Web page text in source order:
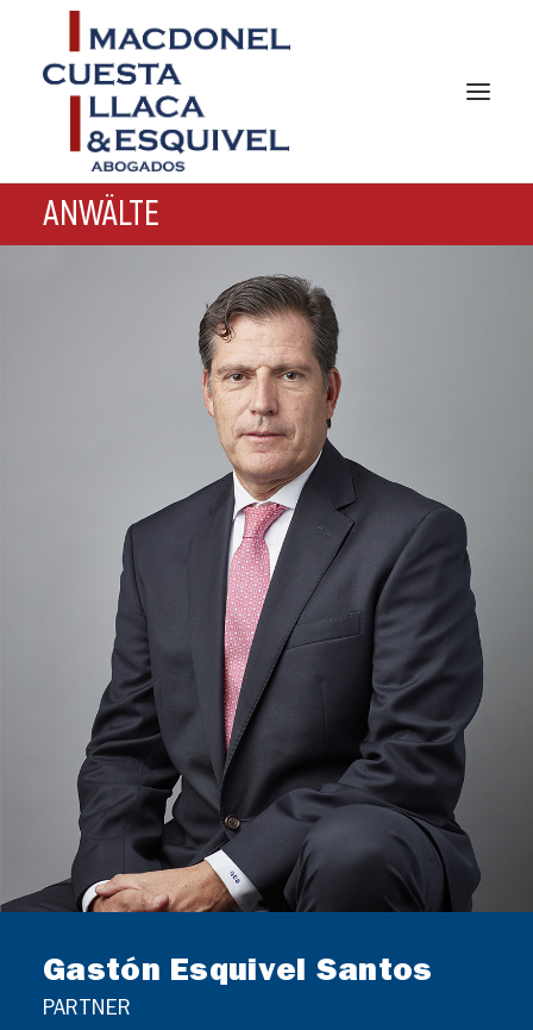
HAUPTSEITE
BERATUNGSFELDER
ANWÄLTE
Gastón Esquivel Santos
PARTNER